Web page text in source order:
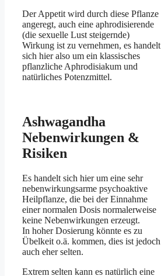
Der Appetit wird durch diese Pflanze
angeregt, auch eine aphrodisierende
(die sexuelle Lust steigernde)
Wirkung ist zu vernehmen, es handelt
sich hier also um ein klassisches
pflanzliche Aphrodisiakum und
natürliches Potenzmittel.
Ashwagandha
Nebenwirkungen &
Risiken
Es handelt sich hier um eine sehr
nebenwirkungsarme psychoaktive
Heilpflanze, die bei der Einnahme
einer normalen Dosis normalerweise
keine Nebenwirkungen erzeugt.
In hoher Dosierung könnte es zu
Übelkeit o.ä. kommen, dies ist jedoch
auch eher selten.
Extrem selten kann es natürlich eine